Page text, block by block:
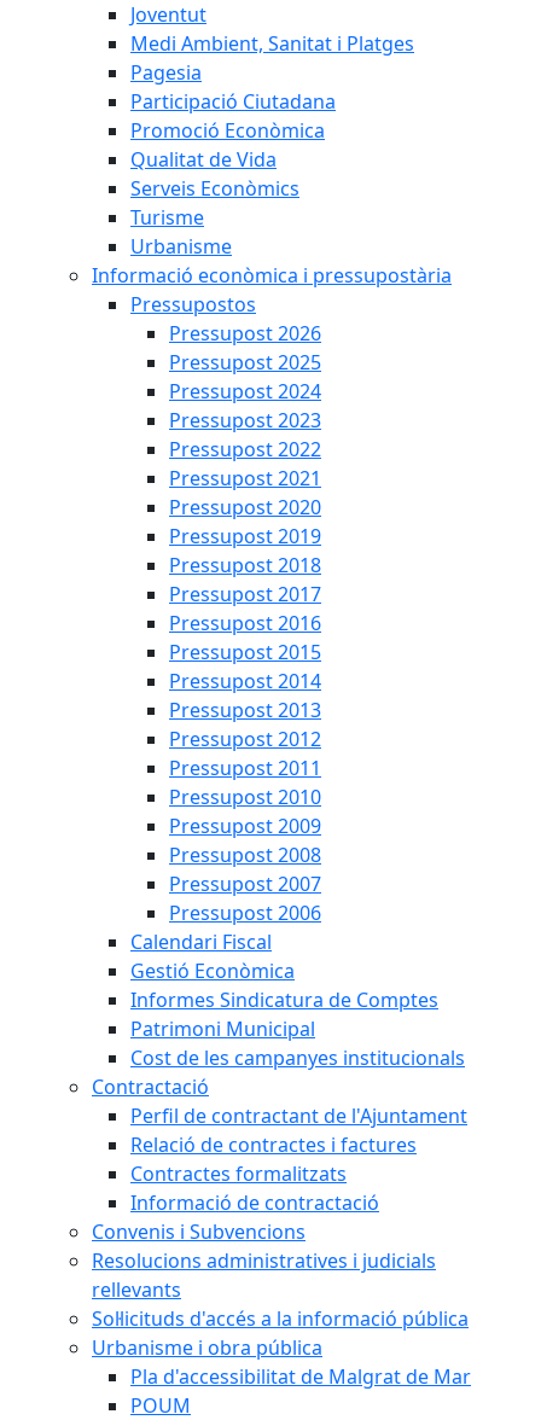
Joventut
Medi Ambient, Sanitat i Platges
Pagesia
Participació Ciutadana
Promoció Econòmica
Qualitat de Vida
Serveis Econòmics
Turisme
Urbanisme
Informació econòmica i pressupostària
Pressupostos
Pressupost 2026
Pressupost 2025
Pressupost 2024
Pressupost 2023
Pressupost 2022
Pressupost 2021
Pressupost 2020
Pressupost 2019
Pressupost 2018
Pressupost 2017
Pressupost 2016
Pressupost 2015
Pressupost 2014
Pressupost 2013
Pressupost 2012
Pressupost 2011
Pressupost 2010
Pressupost 2009
Pressupost 2008
Pressupost 2007
Pressupost 2006
Calendari Fiscal
Gestió Econòmica
Informes Sindicatura de Comptes
Patrimoni Municipal
Cost de les campanyes institucionals
Contractació
Perfil de contractant de l'Ajuntament
Relació de contractes i factures
Contractes formalitzats
Informació de contractació
Convenis i Subvencions
Resolucions administratives i judicials
rellevants
Sol·licituds d'accés a la informació pública
Urbanisme i obra pública
Pla d'accessibilitat de Malgrat de Mar
POUM